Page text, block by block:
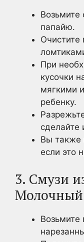
Возьмите
папайю.
Очистите
При
кусочки
мягкими
ребенку.
сделайте
Вы также
если это
3. Смузи
Молочный
Возьмите